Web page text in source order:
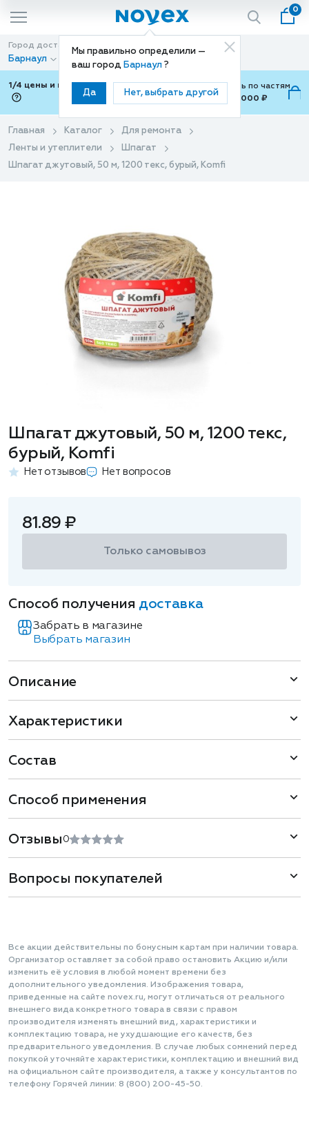
Мы правильно определили —
ваш город Барнаул ?
Да Нет, выбрать другой
0
Город доставки
Барнаул
Способ доставки
Доставка
1/4 цены и покупки ваши с Подели
Можно оплатить по частям
от 700 ₽ до 15,000 ₽
Главная Каталог
Для ремонта
Ленты и утеплители
Шпагат
Шпагат джутовый, 50 м, 1200 текс, бурый, Komfi
Шпагат джутовый, 50 м, 1200 текс,
бурый, Komfi
Нет отзывов Нет вопросов
81.89 ₽
Только самовывоз
Способ получения доставка
Забрать в магазине
Выбрать магазин
Описание
Характеристики
Состав
Способ применения
Отзывы 0
Вопросы покупателей
Все акции действительны по бонусным картам при наличии товара.
Организатор оставляет за собой право остановить Акцию и/или
изменить её условия в любой момент времени без
дополнительного уведомления. Изображения товара,
приведенные на сайте novex.ru, могут отличаться от реального
внешнего вида конкретного товара в связи с правом
производителя изменять внешний вид, характеристики и
комплектацию товара, не ухудшающие его качеств, без
предварительного уведомления. В случае любых сомнений перед
покупкой уточняйте характеристики, комплектацию и внешний вид
на официальном сайте производителя, а также у консультантов по
телефону Горячей линии: 8 (800) 200-45-50.